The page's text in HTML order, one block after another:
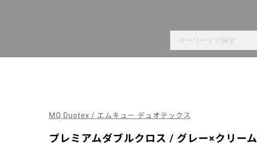
MQ Duotex / エムキュー デュオテックス
プレミアムダブルクロス / グレー×クリーム